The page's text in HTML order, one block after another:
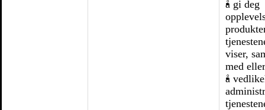
å gi deg
viser,
med
å